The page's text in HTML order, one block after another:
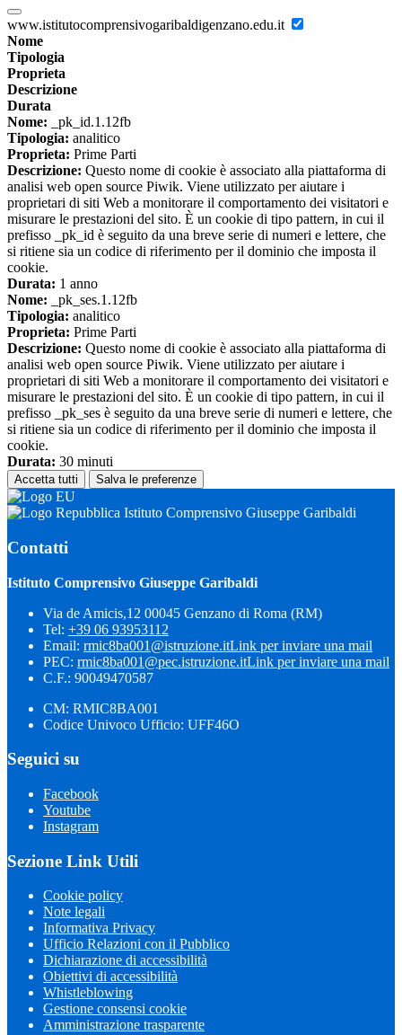
www.istitutocomprensivogaribaldigenzano.edu.it
Nome
Tipologia
Proprieta
Descrizione
Durata
Nome: _pk_id.1.12fb
Tipologia: analitico
Proprieta: Prime Parti
Descrizione: Questo nome di cookie è associato alla piattaforma di
analisi web open source Piwik. Viene utilizzato per aiutare i
proprietari di siti Web a monitorare il comportamento dei visitatori e
misurare le prestazioni del sito. È un cookie di tipo pattern, in cui il
prefisso _pk_id è seguito da una breve serie di numeri e lettere, che
si ritiene sia un codice di riferimento per il dominio che imposta il
cookie.
Durata: 1 anno
Nome: _pk_ses.1.12fb
Tipologia: analitico
Proprieta: Prime Parti
Descrizione: Questo nome di cookie è associato alla piattaforma di
analisi web open source Piwik. Viene utilizzato per aiutare i
proprietari di siti Web a monitorare il comportamento dei visitatori e
misurare le prestazioni del sito. È un cookie di tipo pattern, in cui il
prefisso _pk_ses è seguito da una breve serie di numeri e lettere, che
si ritiene sia un codice di riferimento per il dominio che imposta il
cookie.
Durata: 30 minuti
Accetta tutti Salva le preferenze
Istituto Comprensivo Giuseppe Garibaldi
Contatti
Istituto Comprensivo Giuseppe Garibaldi
Via de Amicis,12 00045 Genzano di Roma (RM)
Tel: +39 06 93953112
Email: rmic8ba001@istruzione.itLink per inviare una mail
PEC: rmic8ba001@pec.istruzione.itLink per inviare una mail
C.F.: 90049470587
CM: RMIC8BA001
Codice Univoco Ufficio: UFF46O
Seguici su
Facebook
Youtube
Instagram
Sezione Link Utili
Cookie policy
Note legali
Informativa Privacy
Ufficio Relazioni con il Pubblico
Dichiarazione di accessibilità
Obiettivi di accessibilità
Whistleblowing
Gestione consensi cookie
Amministrazione trasparente